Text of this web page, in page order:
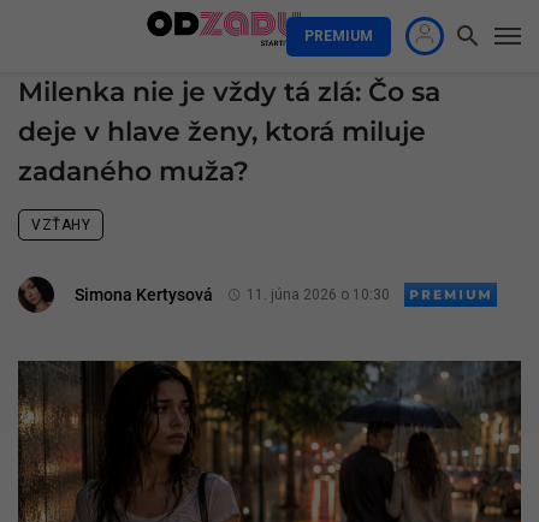
PREMIUM
Milenka nie je vždy tá zlá: Čo sa
deje v hlave ženy, ktorá miluje
zadaného muža?
VZŤAHY
Simona Kertysová 11. júna 2026 o 10:30